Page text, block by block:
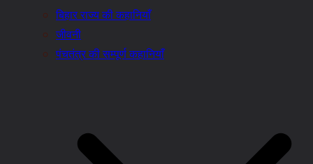
बिहार राज्य की कहानियाँ
जीवनी
पंचतंत्र की सम्पूर्ण कहानियाँ